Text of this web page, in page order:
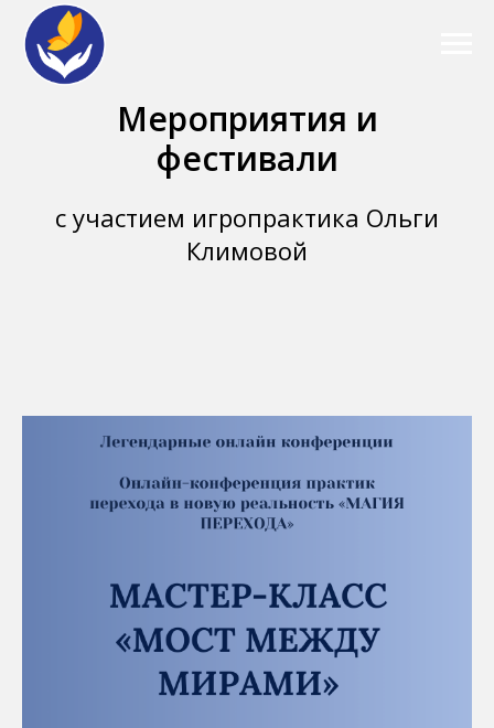
Мероприятия и
фестивали
с участием игропрактика Ольги
Климовой